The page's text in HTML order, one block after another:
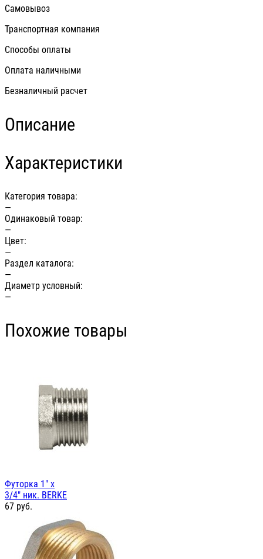
Самовывоз
Транспортная компания
Способы оплаты
Оплата наличными
Безналичный расчет
Описание
Характеристики
Категория товара:
—
Одинаковый товар:
—
Цвет:
—
Раздел каталога:
—
Диаметр условный:
—
Похожие товары
Футорка 1" х
3/4" ник. BERKE
67 руб.